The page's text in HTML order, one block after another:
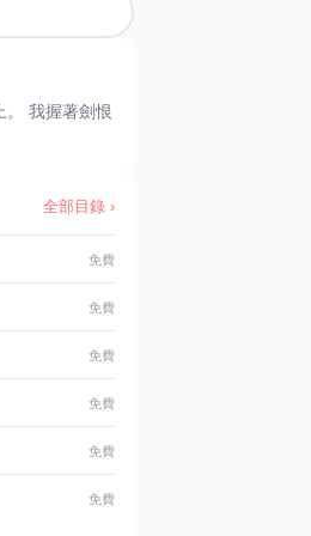
。 我握著劍恨
全部目錄 ›
免費
免費
免費
免費
免費
免費